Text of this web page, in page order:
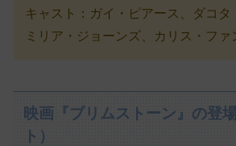
キャスト：ガイ・ピアース、ダコタ
ミリア・ジョーンズ、カリス・ファ
映画『ブリムストーン』の登
ト）